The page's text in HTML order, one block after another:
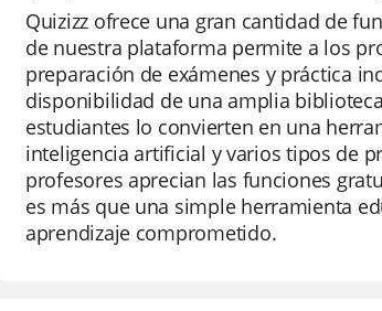
Quizizz ofrece una gran cantidad de
de nuestra plataforma permite a los
preparación de exámenes y práctica
disponibilidad de una amplia
estudiantes lo convierten en una
inteligencia artificial y varios tipos de
profesores aprecian las funciones
es más que una simple herramienta
aprendizaje comprometido.